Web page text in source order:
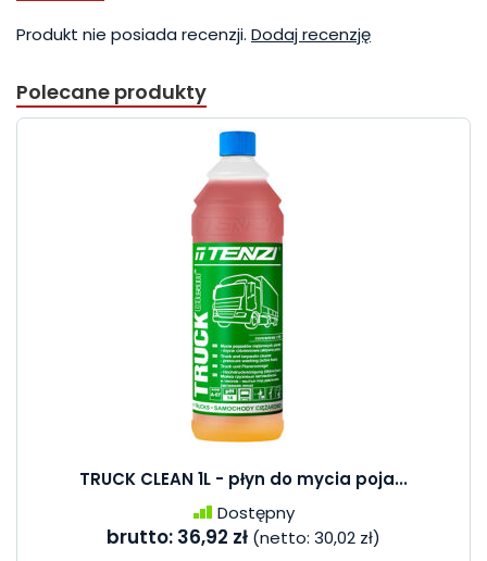
Produkt nie posiada recenzji. Dodaj recenzję
Polecane produkty
TRUCK CLEAN 1L - płyn do mycia poja...
Dostępny
brutto: 36,92 zł (netto: 30,02 zł)